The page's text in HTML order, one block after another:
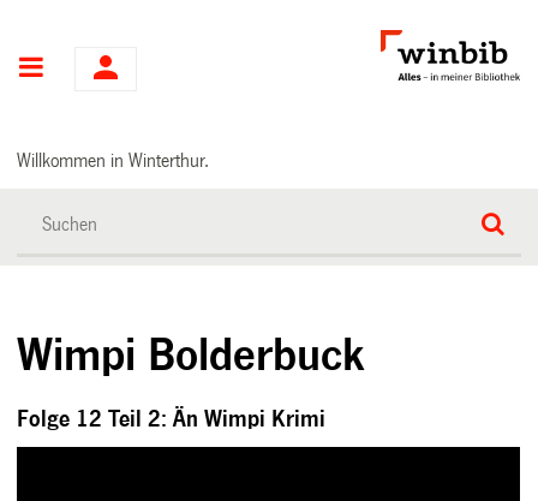
Hauptnavigation
Willkommen in Winterthur.
Wimpi Bolderbuck
Folge 12 Teil 2: Än Wimpi Krimi